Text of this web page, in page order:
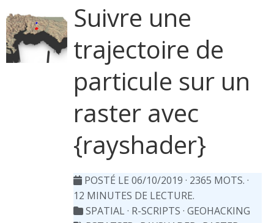
Suivre une
trajectoire de
particule sur un
raster avec
{rayshader}
POSTÉ LE 06/10/2019 · 2365 MOTS. ·
12 MINUTES DE LECTURE.
SPATIAL· R-SCRIPTS · GEOHACKING